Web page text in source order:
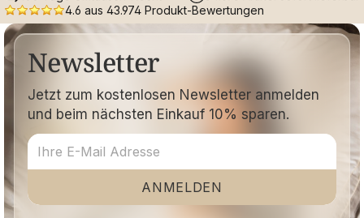
4.6 aus 43.974 Produkt-Bewertungen
Newsletter
Jetzt zum kostenlosen Newsletter anmelden
und beim nächsten Einkauf 10% sparen.
ANMELDEN